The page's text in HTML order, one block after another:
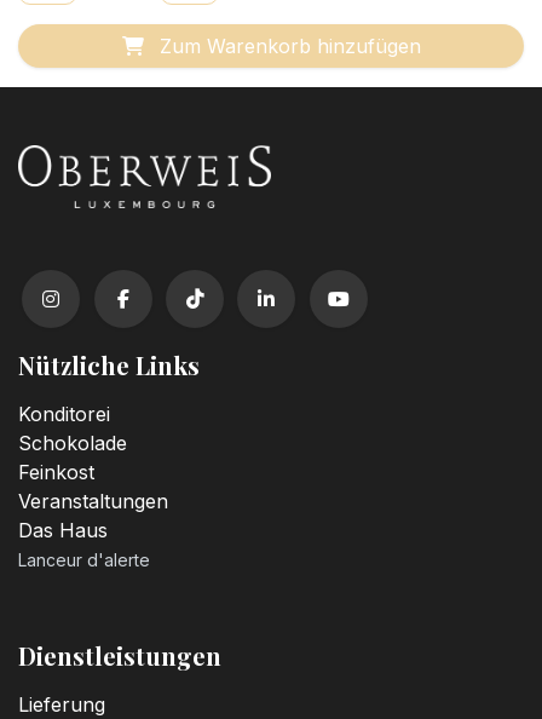
Zum Warenkorb hinzufügen
Nützliche Links
Konditorei
Schokolade
Feinkost
Veranstaltungen
Das Haus
Lanceur d'alerte
Dienstleistungen
Lieferung